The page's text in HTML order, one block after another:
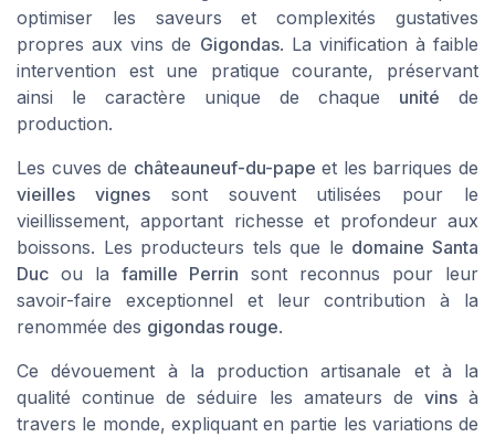
optimiser les saveurs et complexités gustatives
propres aux vins de Gigondas. La vinification à faible
intervention est une pratique courante, préservant
ainsi le caractère unique de chaque unité de
production.
Les cuves de châteauneuf-du-pape et les barriques de
vieilles vignessont souvent utilisées pour le
vieillissement, apportant richesse et profondeur aux
boissons. Les producteurs tels que le domaine Santa
Duc ou la famille Perrin sont reconnus pour leur
savoir-faire exceptionnel et leur contribution à la
renommée des gigondas rouge.
Ce dévouement à la production artisanale et à la
qualité continue de séduire les amateurs de vinsà
travers le monde, expliquant en partie les variations de